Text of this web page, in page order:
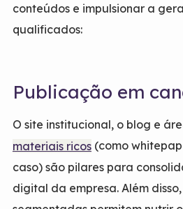
conteúdos e impulsionar a
qualificados:
Publicação em
O site institucional, o blog e
materiais ricos(como
caso) são pilares para
digital da empresa. Além